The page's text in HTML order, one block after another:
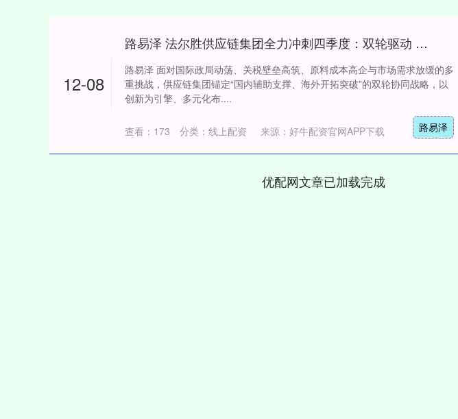
12-08
路易泽 法尔胜供应链集团全力冲刺四季度：双轮驱动 征途全球
路易泽 面对国际政局动荡、关税壁垒高筑、原料成本高企与市场需求放缓的多
重挑战，供应链集团锚定“国内辅助支撑、海外开拓突破”的双轮协同战略，以
创新为引擎、多元化布....
路易泽
来源：好牛配资官网APP下载
查看： 173 分类： 线上配资
优配网文章已加载完成